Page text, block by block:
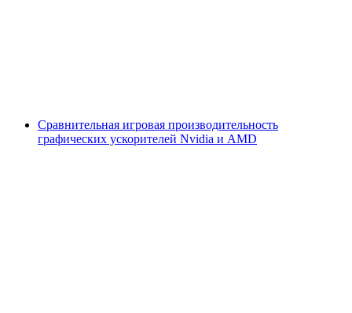
Сравнительная игровая производительность
графических ускорителей Nvidia и AMD